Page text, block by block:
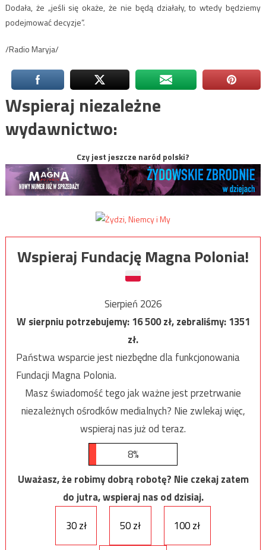
Dodała, że „jeśli się okaże, że nie będą działały, to wtedy będziemy
podejmować decyzje”.
/Radio Maryja/
Wspieraj niezależne
wydawnictwo:
Czy jest jeszcze naród polski?
Wspieraj Fundację Magna Polonia!
Sierpień 2026
W sierpniu potrzebujemy:16 500zł, zebraliśmy:1351
zł.
Państwa wsparcie jest niezbędne dla funkcjonowania
Fundacji Magna Polonia.
Masz świadomość tego jak ważne jest przetrwanie
niezależnych ośrodków medialnych? Nie zwlekaj więc,
wspieraj nas już od teraz.
8%
Uważasz, że robimy dobrą robotę? Nie czekaj zatem
do jutra, wspieraj nas od dzisiaj.
30 zł
50 zł 100 zł